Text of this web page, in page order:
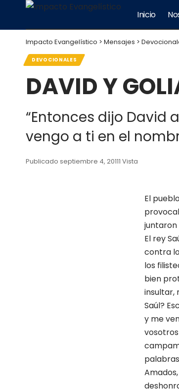
Inicio
Impacto Evangelístico > Mensajes >
DEVOCIONALES
DAVID Y
“Entonces dijo David
vengo a ti en el
Publicado septiembre 4, 20111 Vista
El
juntaron
El rey
contra
los
bien
insultar,
Saúl?
y me